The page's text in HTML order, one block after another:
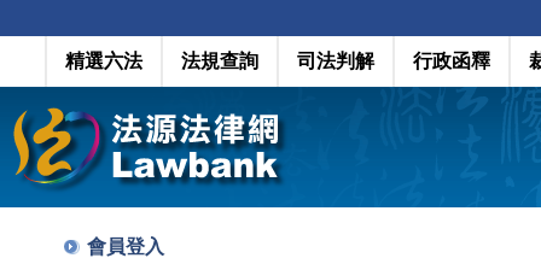
精選六法 法規查詢 司法判解 行政函釋
會員登入